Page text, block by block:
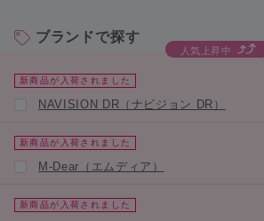
ブランドで探す
人気上昇中
新商品が入荷されました
NAVISION DR（ナビジョン DR）
新商品が入荷されました
M-Dear（エムディア）
新商品が入荷されました